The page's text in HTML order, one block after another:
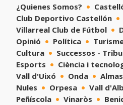
¿Quienes Somos?
Club Deportivo Castellón
Villarreal Club de Fútbol
Opinió
Política
Cultura
Successos -
Esports
Ciència i
Vall d'Uixó
Onda
Nules
Orpesa Vall
Peñíscola
Vinaròs